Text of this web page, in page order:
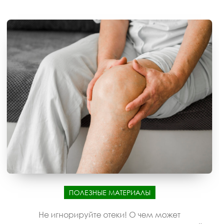
ПОЛЕЗНЫЕ МАТЕРИАЛЫ
Не игнорируйте отеки! О чем может